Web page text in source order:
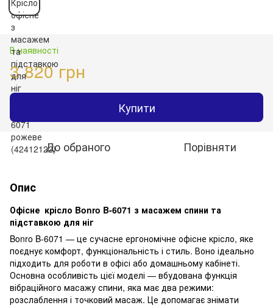
В наявності
3 820 грн
Купити
До обраного Порівняти
Опис
Офісне крісло Bonro B-6071 з масажем спини та
підставкою для ніг
Bonro B-6071 — це сучасне ергономічне офісне крісло, яке
поєднує комфорт, функціональність і стиль. Воно ідеально
підходить для роботи в офісі або домашньому кабінеті.
Основна особливість цієї моделі — вбудована функція
вібраційного масажу спини, яка має два режими:
розслаблення і точковий масаж. Це допомагає знімати